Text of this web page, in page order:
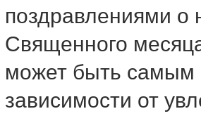
поздравлениями о
Священного
может быть самым
зависимости от